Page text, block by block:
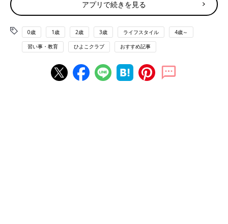
環境を整えるPOINT２ ストレスなく遊べる環境をつくる
おもちゃや絵本は子ども専用の棚を用意し、同じ場所にいつも同
じものを置いて、子どもが自由に手に取れるようにしましょう。
そうすることでストレスを感じずに、集中して遊べるようになり
アプリで続きを見る
0歳 1歳 2歳 3歳 ライフスタイル 4歳～
習い事・教育 ひよこクラブ おすすめ記事